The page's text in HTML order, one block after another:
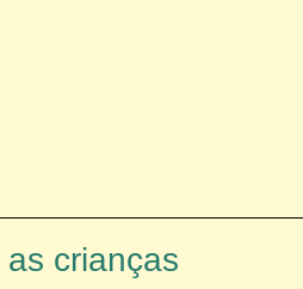
crianças